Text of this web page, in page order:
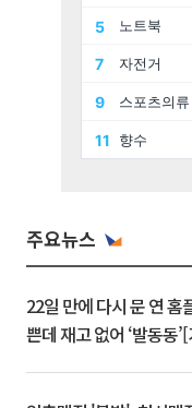
주요뉴스
22일 만에 다시 문 연
쁜데 재고 없어 ‘발동동